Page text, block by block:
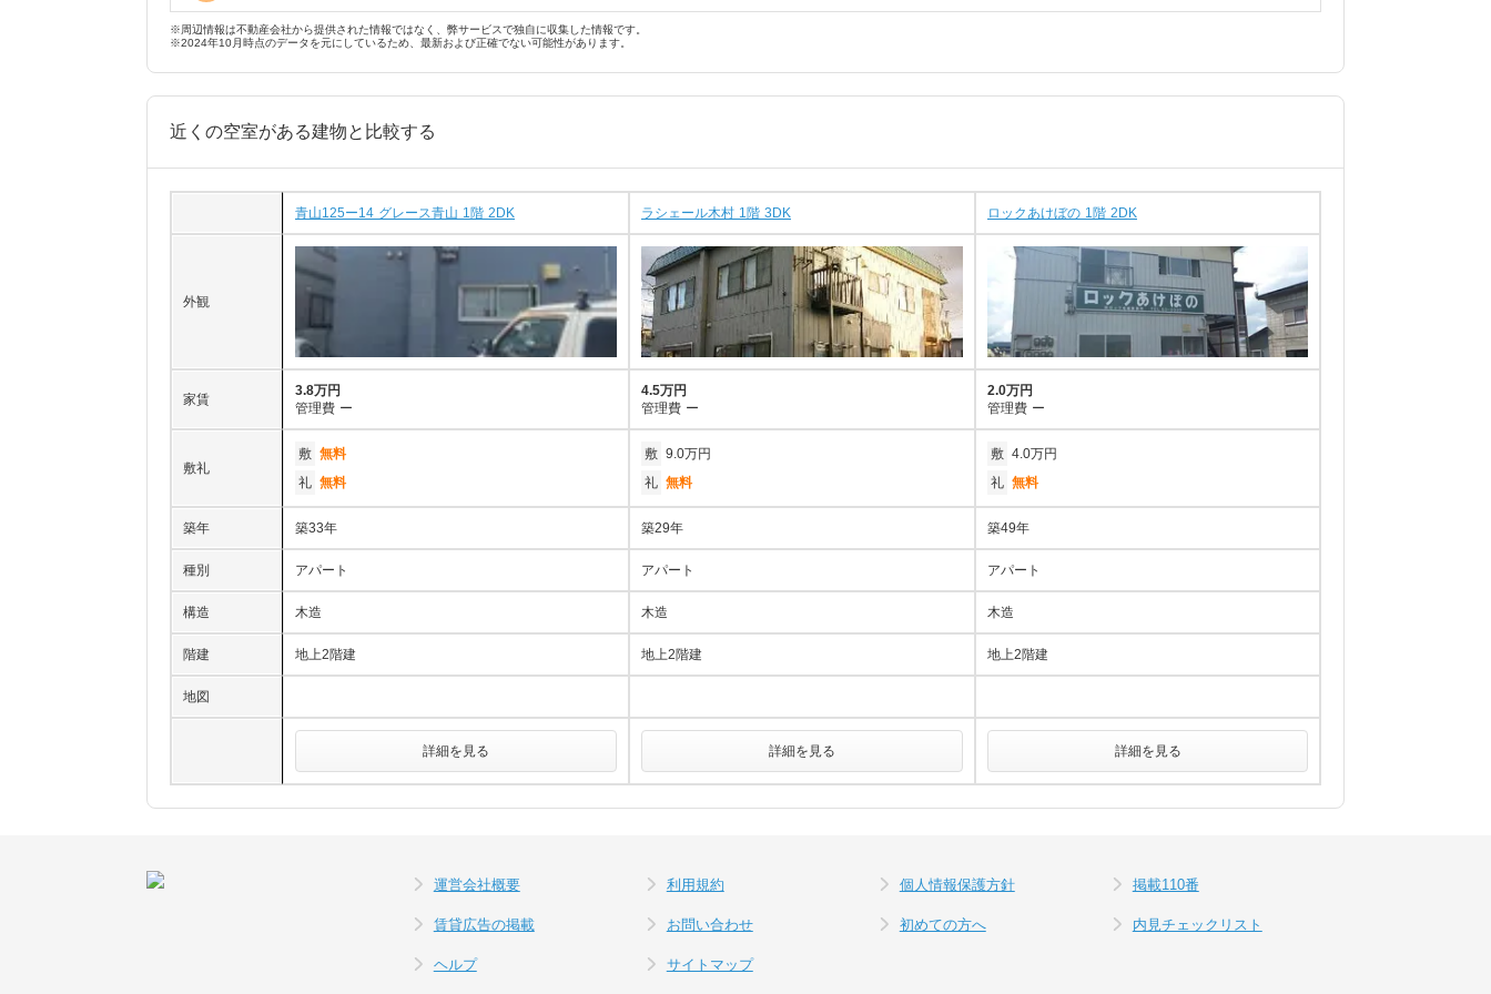
※周辺情報は不動産会社から提供された情報ではなく、弊サービスで独自に収集した情報です。
※2024年10月時点のデータを元にしているため、最新および正確でない可能性があります。
近くの空室がある建物と比較する
青山125ー14 グレース青山 1階 2DK ラシェール木村 1階 3DK ロックあけぼの 1階 2DK
外観
家賃
3.8万円
管理費 ー
4.5万円
管理費 ー
2.0万円
管理費 ー
敷礼
敷 無料
礼 無料
敷 9.0万円
礼 無料
敷 4.0万円
礼 無料
築年 築33年 築29年 築49年
種別 アパート アパート アパート
構造 木造 木造 木造
階建 地上2階建 地上2階建 地上2階建
地図
詳細を見る 詳細を見る 詳細を見る
運営会社概要 利用規約 個人情報保護方針 掲載110番
賃貸広告の掲載 お問い合わせ 初めての方へ 内見チェックリスト
ヘルプ サイトマップ